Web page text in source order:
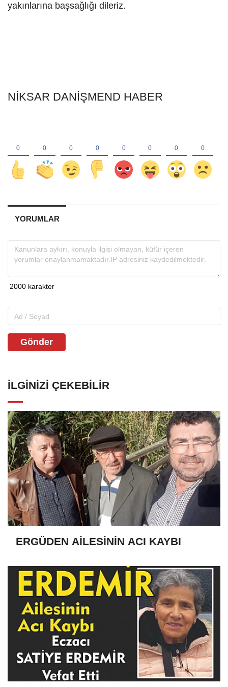
yakınlarına başsağlığı dileriz.
NİKSAR DANİŞMEND HABER
YORUMLAR
Gönder
İLGINIZI ÇEKEBILIR
ERGÜDEN AİLESİNİN ACI KAYBI